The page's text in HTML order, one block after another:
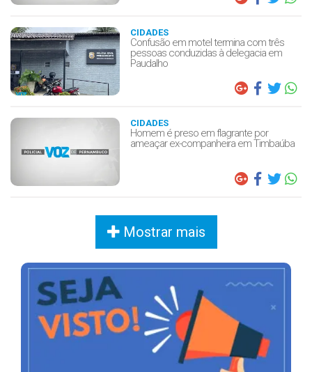
CIDADES
Confusão em motel termina com três
pessoas conduzidas à delegacia em
Paudalho
CIDADES
Homem é preso em flagrante por
ameaçar ex-companheira em Timbaúba
Mostrar mais